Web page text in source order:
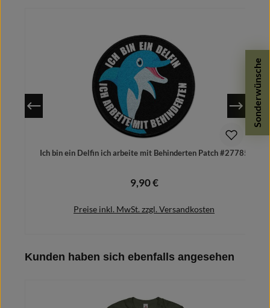
Sonderwünsche
Ich bin ein Delfin ich arbeite mit Behinderten Patch #27785
Regulärer Preis:
9,90 €
Preise inkl. MwSt. zzgl. Versandkosten
Produktgalerie überspringen
Kunden haben sich ebenfalls angesehen